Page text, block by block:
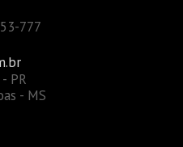
777
- PR
- MS